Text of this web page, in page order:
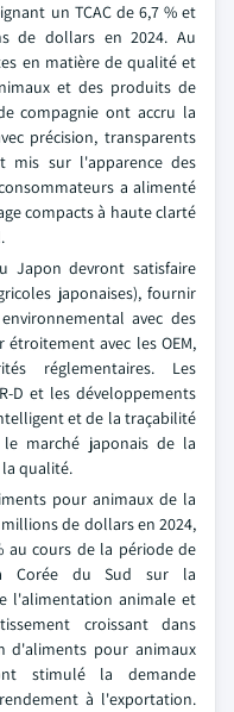
un TCAC de 6,7 % et
de dollars en 2024. Au
en matière de qualité et
et des produits de
compagnie ont accru la
précision, transparents
mis sur l'apparence des
a alimenté
compacts à haute clarté
Japon devront satisfaire
japonaises), fournir
avec des
étroitement avec les OEM,
réglementaires. Les
D et les développements
et de la traçabilité
marché japonais de la
qualité.
pour animaux de la
de dollars en 2024,
au cours de la période de
Corée du Sud sur la
l'alimentation animale et
croissant dans
d'aliments pour animaux
stimulé la demande
à l'exportation.